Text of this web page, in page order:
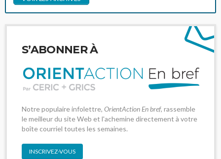
S’ABONNER À
Notre populaire infolettre, OrientAction En bref, rassemble
le meilleur du site Web et l'achemine directement à votre
boîte courriel toutes les semaines.
INSCRIVEZ-VOUS